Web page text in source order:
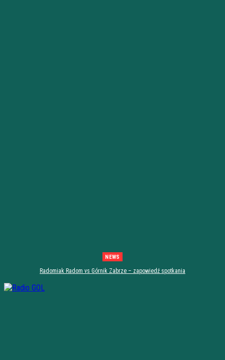
NEWS
Radomiak Radom vs Górnik Zabrze – zapowiedź spotkania